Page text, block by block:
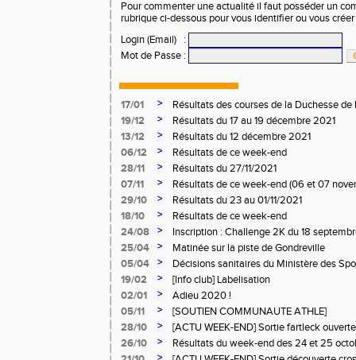
Pour commenter une actualité il faut posséder un
rubrique ci-dessous pour vous identifier ou vous
Login (Email)
:
Mot de Passe :
17/01 >
Résultats des courses de la Duchesse
19/12
>
Résultats du 17 au 19 décembre 2021
13/12
>
Résultats du 12 décembre 2021
06/12
>
Résultats de ce week-end
28/11
>
Résultats du 27/11/2021
07/11
>
Résultats de ce week-end (06 et 07
29/10
>
Résultats du 23 au 01/11/2021
18/10
>
Résultats de ce week-end
24/08
>
Inscription : Challenge 2K du 18
25/04
>
Matinée sur la piste de Gondreville
05/04
>
Décisions sanitaires du Ministère des
19/02
>
[Info club] Labelisation
02/01
>
Adieu 2020 !
05/11
>
[SOUTIEN COMMUNAUTE ATHLE]
28/10
>
[ACTU WEEK-END] Sortie fartleck
runners.
26/10 >
Résultats du week-end des 24 et 25